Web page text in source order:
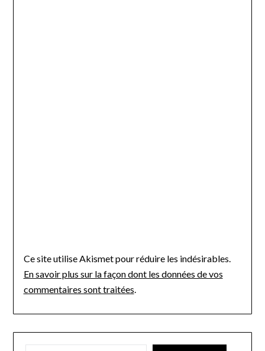
Ce site utilise Akismet pour réduire les indésirables.
En savoir plus sur la façon dont les données de vos
commentaires sont traitées.